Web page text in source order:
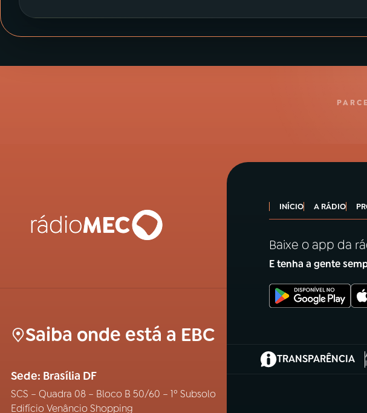
Saiba onde está a EBC
Sede: Brasília DF
SCS – Quadra 08 – Bloco B 50/60 – 1º Subsolo
Edifício Venâncio Shopping
INÍCIO A RÁDIO
Baixe o app da
E tenha a gente
TRANSPARÊNCIA
(abre em nova aba)